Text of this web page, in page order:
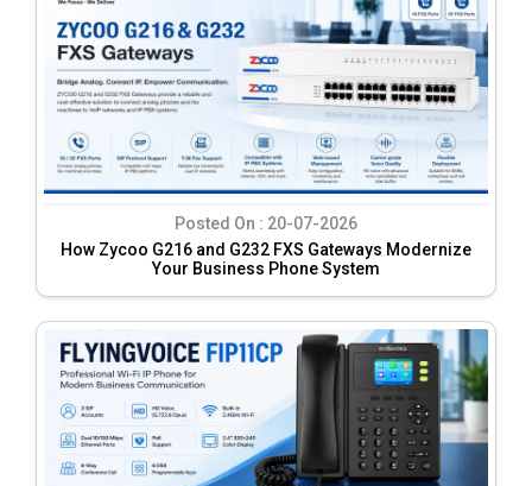
Posted On : 20-07-2026
How Zycoo G216 and G232 FXS Gateways Modernize
Your Business Phone System